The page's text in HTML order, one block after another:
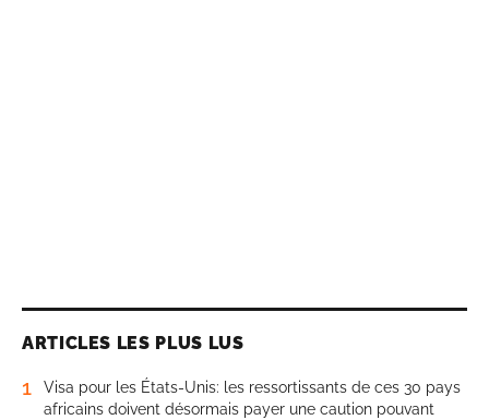
ARTICLES LES PLUS LUS
1
Visa pour les États-Unis: les ressortissants de ces 30 pays
africains doivent désormais payer une caution pouvant